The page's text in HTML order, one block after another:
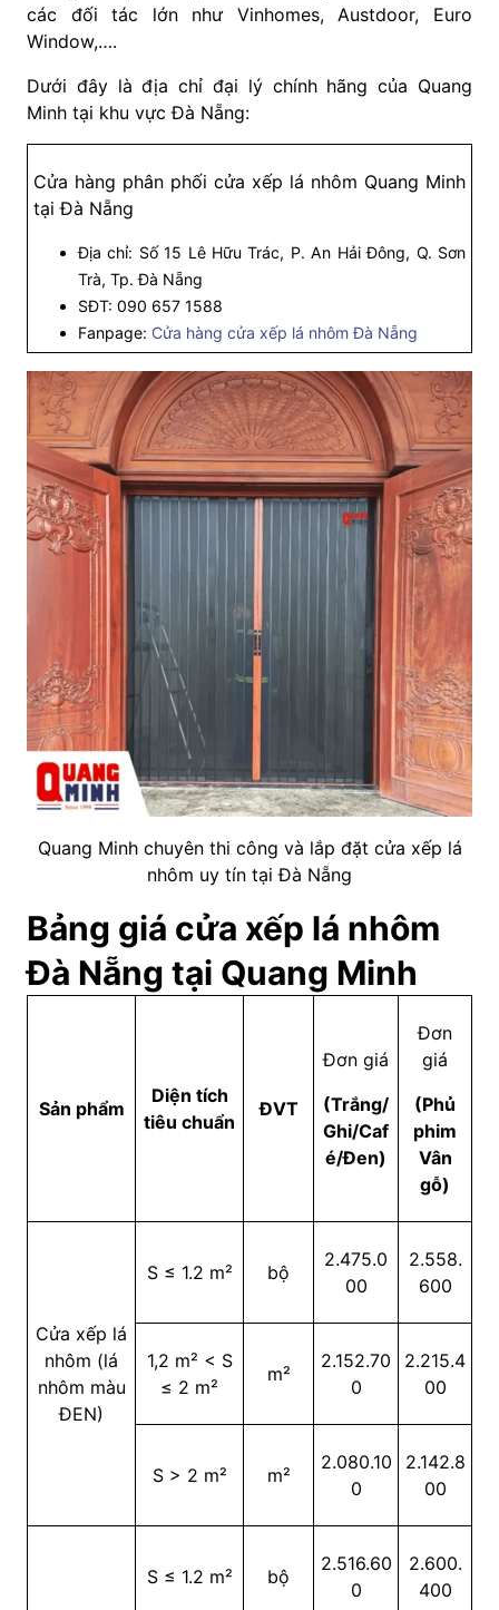
các đối tác lớn như Vinhomes, Austdoor, Euro
Window,….
Dưới đây là địa chỉ đại lý chính hãng của Quang
Minh tại khu vực Đà Nẵng:
Cửa hàng phân phối cửa xếp lá nhôm Quang Minh
tại Đà Nẵng
Địa chỉ: Số 15 Lê Hữu Trác, P. An Hải Đông, Q. Sơn
Trà, Tp. Đà Nẵng
SĐT: 090 657 1588
Fanpage: Cửa hàng cửa xếp lá nhôm Đà Nẵng
Quang Minh chuyên thi công và lắp đặt cửa xếp lá
nhôm uy tín tại Đà Nẵng
Bảng giá cửa xếp lá nhôm
Đà Nẵng tại Quang Minh
Sản phẩm
Diện tích
tiêu chuẩn
ĐVT
Đơn giá
(Trắng/
Ghi/Caf
é/Đen)
Đơn
giá
(Phủ
phim
Vân
gỗ)
Cửa xếp lá
nhôm (lá
nhôm màu
ĐEN)
S ≤ 1.2 m² bộ
2.475.0
00
2.558.
600
1,2 m² < S
≤ 2 m²
m²
2.152.70
0
2.215.4
00
S > 2 m² m²
2.080.10
0
2.142.8
00
S ≤ 1.2 m² bộ
2.516.60
0
2.600.
400